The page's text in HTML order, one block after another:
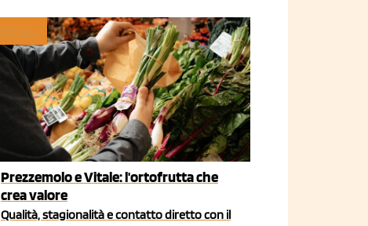
Prezzemolo e Vitale: l'ortofrutta che
crea valore
Qualità, stagionalità e contatto diretto con il